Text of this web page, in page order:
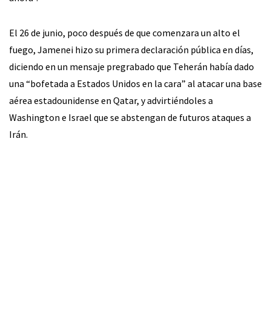
El 26 de junio, poco después de que comenzara un alto el
fuego, Jamenei hizo su primera declaración pública en días,
diciendo en un mensaje pregrabado que Teherán había dado
una “bofetada a Estados Unidos en la cara” al atacar una base
aérea estadounidense en Qatar, y advirtiéndoles a
Washington e Israel que se abstengan de futuros ataques a
Irán.